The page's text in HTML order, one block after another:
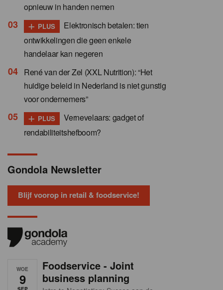
opnieuw in handen nemen
+ PLUS
Elektronisch betalen: tien
ontwikkelingen die geen enkele
handelaar kan negeren
René van der Zel (XXL Nutrition): “Het
huidige beleid in Nederland is niet gunstig
voor ondernemers”
+ PLUS
Vernevelaars: gadget of
rendabiliteitshefboom?
Gondola Newsletter
Blijf voorop in retail & foodservice!
WOE
9
Foodservice - Joint
business planning